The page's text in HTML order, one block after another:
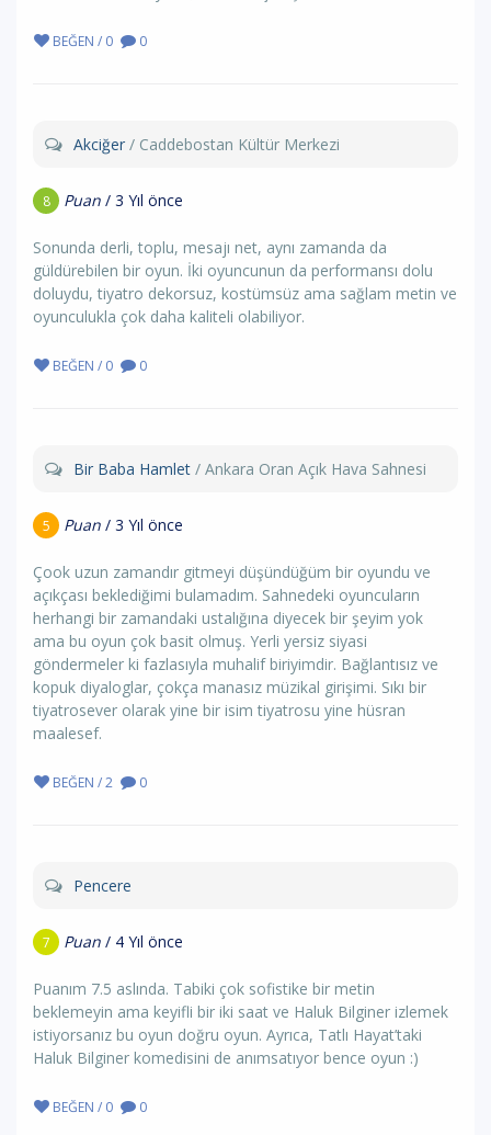
BEĞEN / 0 0
Akciğer / Caddebostan Kültür Merkezi
8 Puan / 3 Yıl önce
Sonunda derli, toplu, mesajı net, aynı zamanda da
güldürebilen bir oyun. İki oyuncunun da performansı dolu
doluydu, tiyatro dekorsuz, kostümsüz ama sağlam metin ve
oyunculukla çok daha kaliteli olabiliyor.
BEĞEN / 0 0
Bir Baba Hamlet / Ankara Oran Açık Hava Sahnesi
5 Puan / 3 Yıl önce
Çook uzun zamandır gitmeyi düşündüğüm bir oyundu ve
açıkçası beklediğimi bulamadım. Sahnedeki oyuncuların
herhangi bir zamandaki ustalığına diyecek bir şeyim yok
ama bu oyun çok basit olmuş. Yerli yersiz siyasi
göndermeler ki fazlasıyla muhalif biriyimdir. Bağlantısız ve
kopuk diyaloglar, çokça manasız müzikal girişimi. Sıkı bir
tiyatrosever olarak yine bir isim tiyatrosu yine hüsran
maalesef.
BEĞEN / 2 0
Pencere
7 Puan / 4 Yıl önce
Puanım 7.5 aslında. Tabiki çok sofistike bir metin
beklemeyin ama keyifli bir iki saat ve Haluk Bilginer izlemek
istiyorsanız bu oyun doğru oyun. Ayrıca, Tatlı Hayat’taki
Haluk Bilginer komedisini de anımsatıyor bence oyun :)
BEĞEN / 0 0